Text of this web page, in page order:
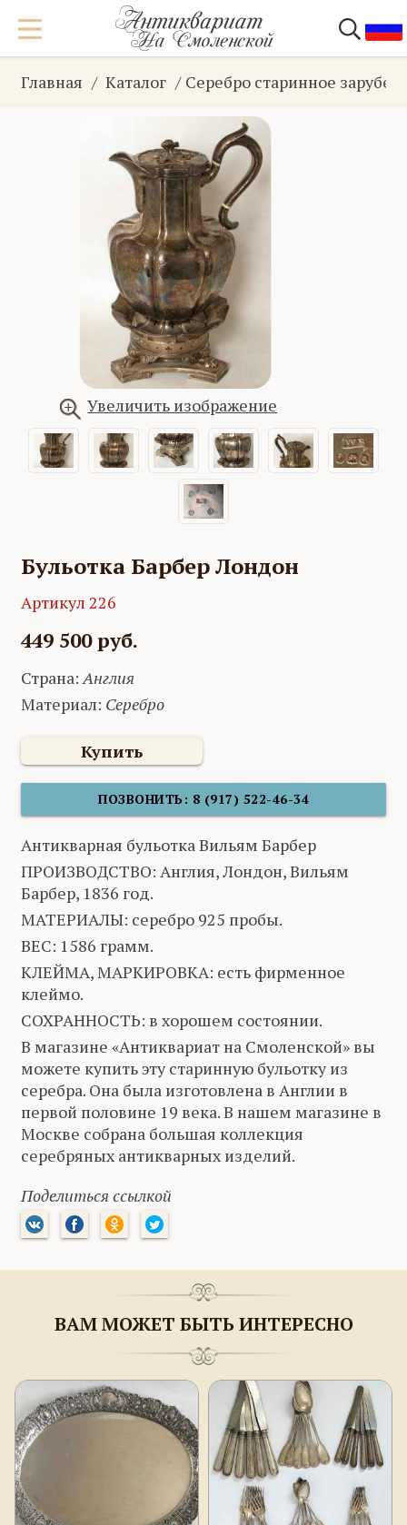
Главная Каталог Серебро старинное
Увеличить изображение
Бульотка Барбер Лондон
Артикул 226
449 500 руб.
Страна:Англия
Материал: Серебро
Купить
ПОЗВОНИТЬ: 8 (917) 522-46-34
Антикварная бульотка Вильям Барбер
ПРОИЗВОДСТВО: Англия, Лондон, Вильям
Барбер, 1836 год.
МАТЕРИАЛЫ: серебро 925 пробы.
ВЕС: 1586 грамм.
КЛЕЙМА, МАРКИРОВКА: есть фирменное
клеймо.
СОХРАННОСТЬ: в хорошем состоянии.
В магазине «Антиквариат на Смоленской» вы
можете купить эту старинную бульотку из
серебра. Она была изготовлена в Англии в
первой половине 19 века. В нашем магазине в
Москве собрана большая коллекция
серебряных антикварных изделий.
Поделиться ссылкой
ВАМ МОЖЕТ БЫТЬ ИНТЕРЕСНО